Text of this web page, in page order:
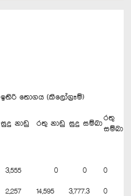
ඉතිරි තොගය (කිලෝග්‍රෑම්)
සුදු නාඩු රතු නාඩු සුදු සම්බා
රතු
සම්බා
3,555 0 0 0
2,257 14,595 3,777.3 0